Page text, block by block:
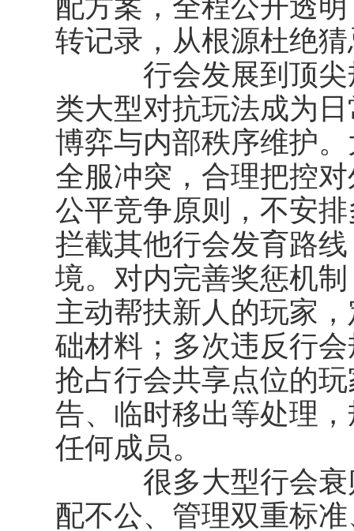
转记录，从根源杜绝
行会发展到顶尖规
类大型对抗玩法成为
博弈与内部秩序维护
全服冲突，合理把控
公平竞争原则，不安
拦截其他行会发育路
境。对内完善奖惩机
主动帮扶新人的玩家
础材料；多次违反行
抢占行会共享点位的
告、临时移出等处理
任何成员。
很多大型行会衰败
配不公、管理双重标